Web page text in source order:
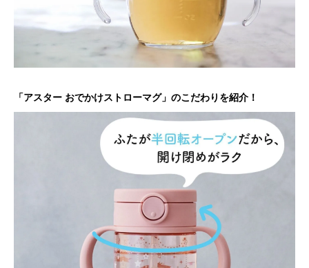
「アスター おでかけストローマグ」のこだわりを紹介！